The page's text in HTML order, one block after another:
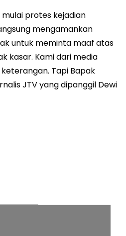
protes kejadian
mengamankan
untuk meminta maaf atas
kasar. Kami dari media
Tapi Bapak
JTV yang dipanggil Dewi